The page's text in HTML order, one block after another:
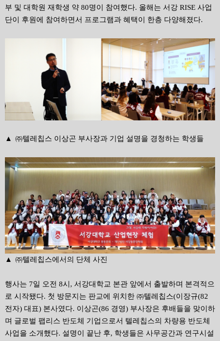
부 및 대학원 재학생 약 80명이 참여했다. 올해는 서강 RISE 사업
단이 후원에 참여하면서 프로그램과 혜택이 한층 다양해졌다.
▲ ㈜텔레칩스 이상곤 부사장과 기업 설명을 경청하는 학생들
▲ ㈜텔레칩스에서의 단체 사진
행사는 7일 오전 8시, 서강대학교 본관 앞에서 출발하며 본격적으
로 시작됐다. 첫 방문지는 판교에 위치한 ㈜텔레칩스(이장규(82
전자) 대표) 본사였다. 이상곤(86 경영) 부사장은 후배들을 맞이하
며 글로벌 팹리스 반도체 기업으로서 텔레칩스의 차량용 반도체
사업을 소개했다. 설명이 끝난 후, 학생들은 사무공간과 연구시설